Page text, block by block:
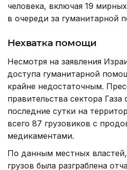
человека, включая 19
в очереди за гуманитарной
Нехватка помощи
Несмотря на заявления
доступа гуманитарной
крайне недостаточным.
правительства сектора Газа
последние сутки на
всего 87 грузовиков с
медикаментами.
По данным местных
грузов была разграблена